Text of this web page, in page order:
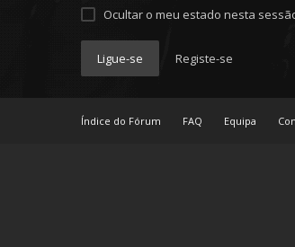
Ocultar o meu estado nesta
Ligue-se Registe-se
Índice do Fórum FAQ Equipa